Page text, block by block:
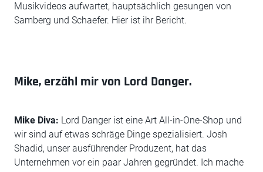
Musikvideos aufwartet, hauptsächlich gesungen von
Samberg und Schaefer. Hier ist ihr Bericht.
Mike, erzähl mir von Lord Danger.
Mike Diva: Lord Danger ist eine Art All-in-One-Shop und
wir sind auf etwas schräge Dinge spezialisiert. Josh
Shadid, unser ausführender Produzent, hat das
Unternehmen vor ein paar Jahren gegründet. Ich mache